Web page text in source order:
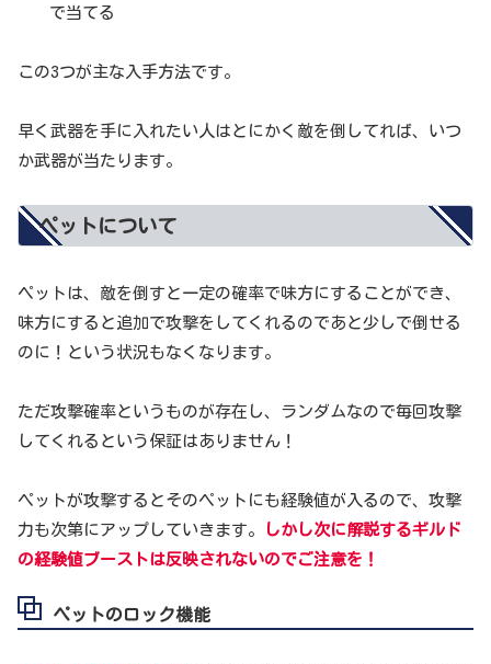
で当てる
この3つが主な入手方法です。
早く武器を手に入れたい人はとにかく敵を倒してれば、いつ
か武器が当たります。
ペットについて
ペットは、敵を倒すと一定の確率で味方にすることができ、
味方にすると追加で攻撃をしてくれるのであと少しで倒せる
のに！という状況もなくなります。
ただ攻撃確率というものが存在し、ランダムなので毎回攻撃
してくれるという保証はありません！
ペットが攻撃するとそのペットにも経験値が入るので、攻撃
力も次第にアップしていきます。
しかし次に解説するギルド
の経験値ブーストは反映されないのでご注意を！
ペットのロック機能